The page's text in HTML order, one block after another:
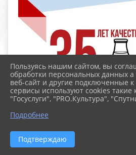
Пользуясь нашим сайтом, вы
обработки персональных данных
веб-сайт и другие подключенные к
сервисы используют cookies такие
"Госуслуги", "PRO.Культура",
Подробнее
Подтверждаю